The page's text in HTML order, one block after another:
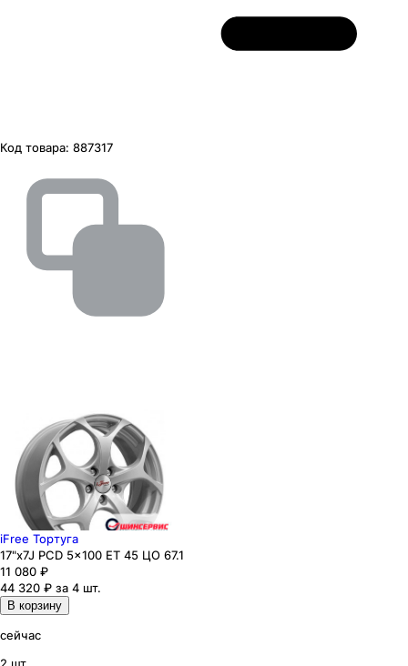
Код товара: 887317
iFree Тортуга
17"x7J PCD 5x100 ЕТ 45 ЦО 67.1
11 080 ₽
44 320 ₽ за 4 шт.
В корзину
сейчас